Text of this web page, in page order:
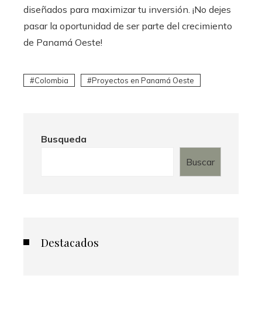
diseñados para maximizar tu inversión. ¡No dejes
pasar la oportunidad de ser parte del crecimiento
de Panamá Oeste!
Colombia Proyectos en Panamá Oeste
Busqueda
Buscar
Destacados